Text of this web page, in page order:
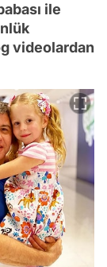
ile
videolardan